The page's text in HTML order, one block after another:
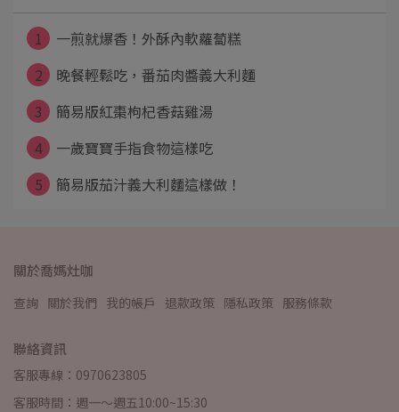
1
一煎就爆香！外酥內軟蘿蔔糕
2
晚餐輕鬆吃，番茄肉醬義大利麵
3
簡易版紅棗枸杞香菇雞湯
4
一歲寶寶手指食物這樣吃
5
簡易版茄汁義大利麵這樣做！
關於喬媽灶咖
查詢 關於我們 我的帳戶 退款政策 隱私政策 服務條款
聯絡資訊
客服專線：0970623805
客服時間：週一～週五10:00~15:30